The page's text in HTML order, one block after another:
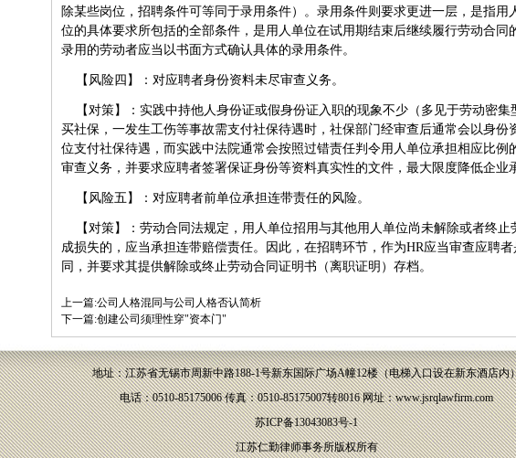
除某些岗位，招聘条件可等同于录用条件）。录用条件则要求更进一层，是指用
位的具体要求所包括的全部条件，是用人单位在试用期结束后继续履行劳动合同
录用的劳动者应当以书面方式确认具体的录用条件。
【风险四】：对应聘者身份资料未尽审查义务。
【对策】：实践中持他人身份证或假身份证入职的现象不少（多见于劳动密
买社保，一发生工伤等事故需支付社保待遇时，社保部门经审查后通常会以身份
位支付社保待遇，而实践中法院通常会按照过错责任判令用人单位承担相应比例
审查义务，并要求应聘者签署保证身份等资料真实性的文件，最大限度降低企业
【风险五】：对应聘者前单位承担连带责任的风险。
【对策】：劳动合同法规定，用人单位招用与其他用人单位尚未解除或者终
成损失的，应当承担连带赔偿责任。因此，在招聘环节，作为HR应当审查应聘
同，并要求其提供解除或终止劳动合同证明书（离职证明）存档。
上一篇:公司人格混同与公司人格否认简析
下一篇:创建公司须理性穿"资本门"
地址：江苏省无锡市周新中路188-1号新东国际广场A幢12楼（电梯入口设在新东酒店内
电话：0510-85175006 传真：0510-85175007转8016 网址：www.jsrqlawfirm.com
苏ICP备13043083号-1
江苏仁勤律师事务所版权所有